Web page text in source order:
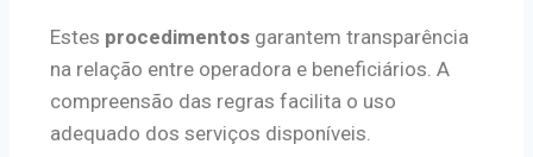
Estes procedimentos garantem transparência
na relação entre operadora e beneficiários. A
compreensão das regras facilita o uso
adequado dos serviços disponíveis.